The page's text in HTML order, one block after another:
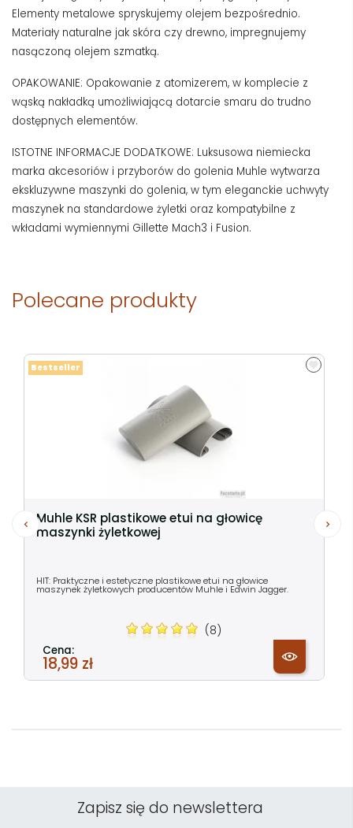
Elementy metalowe spryskujemy olejem bezpośrednio.
Materiały naturalne jak skóra czy drewno, impregnujemy
nasączoną olejem szmatką.
OPAKOWANIE: Opakowanie z atomizerem, w komplecie z
wąską nakładką umożliwiającą dotarcie smaru do trudno
dostępnych elementów.
ISTOTNE INFORMACJE DODATKOWE: Luksusowa niemiecka
marka akcesoriów i przyborów do golenia Muhle wytwarza
ekskluzywne maszynki do golenia, w tym eleganckie uchwyty
maszynek na standardowe żyletki oraz kompatybilne z
wkładami wymiennymi Gillette Mach3 i Fusion.
Polecane produkty
Muhle KSR plastikowe etui na głowicę
maszynki żyletkowej
HIT: Praktyczne i estetyczne plastikowe etui na głowice
maszynek żyletkowych producentów Muhle i Edwin Jagger.
(8)
Cena:
18,99 zł
Bestseller
Zapisz się do newslettera